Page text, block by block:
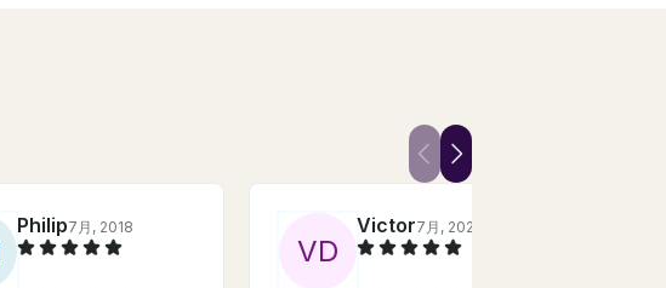
Philip7月, 2018
VD
Victor7月, 2025